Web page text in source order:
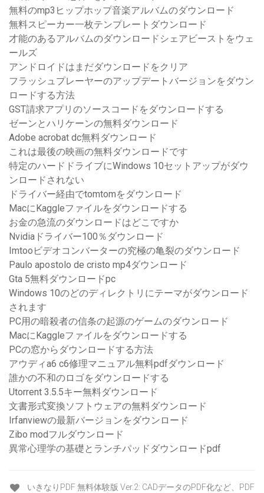
無料のmp3ヒップホップ音楽アルバムのダウンロード
無料スピーカー一枚テンプレートダウンロード
才能のあるアルバムのダウンロードシェアビーストをウェ
ールズ
アンドロイドはまだダウンロードをクリア
フラッシュプレーヤーのアップデートバージョンをダウン
ロードする方法
GST請求アプリのソースコードをダウンロードする
ゼーンとハリケーンの無料ダウンロード
Adobe acrobat dc無料ダウンロード
これは最後の映画の無料ダウンロードです
特定のハードドライブにWindows 10セットアップがダウ
ンロードされない
ドライバー経由でtomtomをダウンロード
MacにKaggleファイルをダウンロードする
お金の急流のダウンロードはどこですか
Nvidiaドライバー100％ダウンロード
Imtooビデオコンバーターの究極の亀裂のダウンロード
Paulo apostolo de cristo mp4ダウンロード
Gta 5無料ダウンロードpc
Windows 10のどのディレクトリにテーマがダウンロード
されます
PC用の暗殺者の信条の起源のゲームのダウンロード
MacにKaggleファイルをダウンロードする
PCの窓からダウンロードする方法
アウディa6 c6修理マニュアル無料pdfダウンロード
誰かの不和のロゴをダウンロードする
Utorrent 3.5.5キー無料ダウンロード
文書形式変換ソフトウェアの無料ダウンロード
Irfanviewの最新バージョンをダウンロード
Zibo modフルダウンロード
異常心理学の基礎とランチパッドダウンロードpdf
いきなりPDF 無料体験版 Ver.2: CADデータのPDF化など、PDF